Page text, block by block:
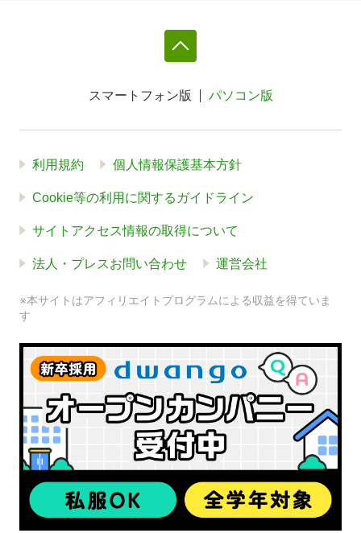
スマートフォン版 パソコン版
利用規約 個人情報保護基本方針
Cookie等の利用に関するガイドライン
サイトアクセス情報の取得について
法人・プレスお問い合わせ 運営会社
※本サイトはアフィリエイトプログラムによる収益を得ていま
す